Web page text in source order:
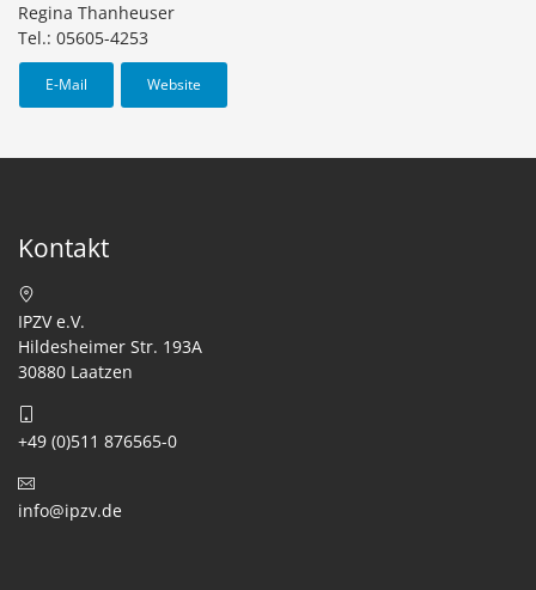
Regina Thanheuser
Tel.: 05605-4253
E-Mail Website
Kontakt
IPZV e.V.
Hildesheimer Str. 193A
30880 Laatzen
+49 (0)511 876565-0
info@ipzv.de